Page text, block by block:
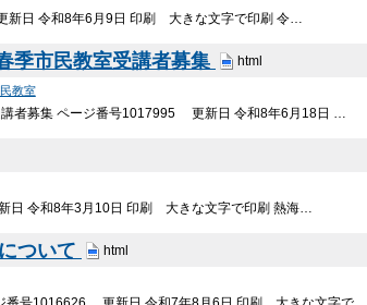
日 令和8年6月9日 印刷 大きな文字で印刷 令…
季市民教室受講者募集 html
教室
講者募集 ページ番号1017995 更新日 令和8年6月18日 …
日 令和8年3月10日 印刷 大きな文字で印刷 熱海…
ついて html